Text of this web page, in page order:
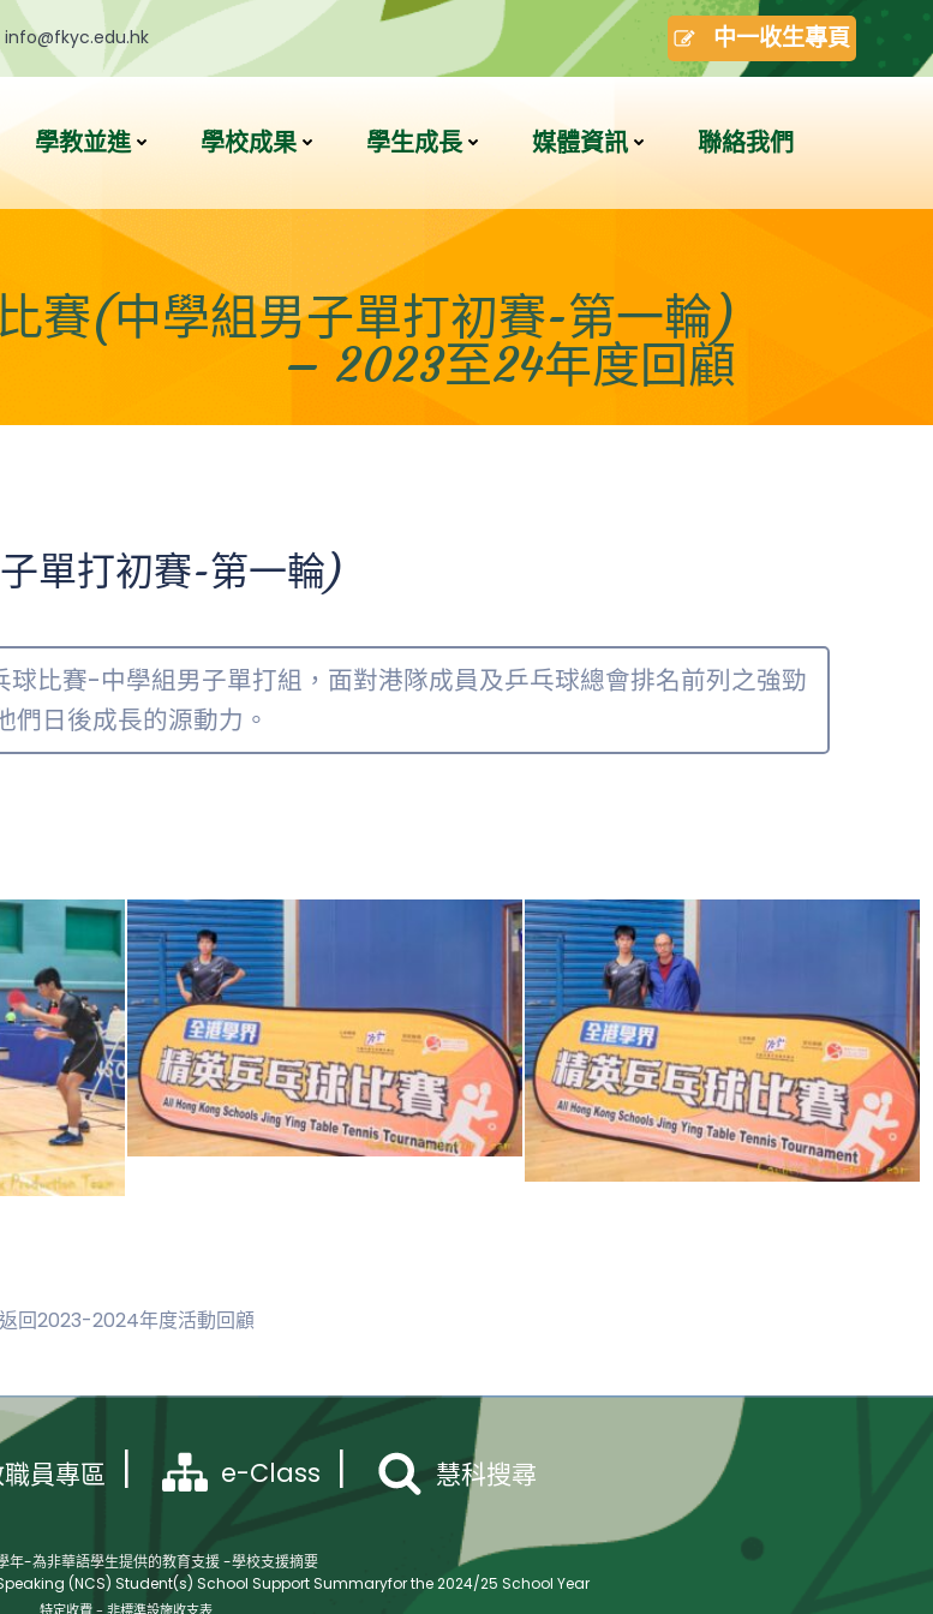
info@fkyc.edu.hk 中一收生專頁
學教並進 學校成果 學生成長 媒體資訊 聯絡我們
賽(中學組男子單打初賽-第一輪)
– 2023至24年度回顧
單打初賽-第一輪)
比賽-中學組男子單打組，面對港隊成員及乒乓球總會排名前列之強勁
日後成長的源動力。
返回2023-2024年度活動回顧
員專區 e-Class 慧科搜尋
-為非華語學生提供的教育支援 -學校支援摘要
(NCS) Student(s) School Support Summaryfor the 2024/25 School Year
特定收費 - 非標準設施收支表